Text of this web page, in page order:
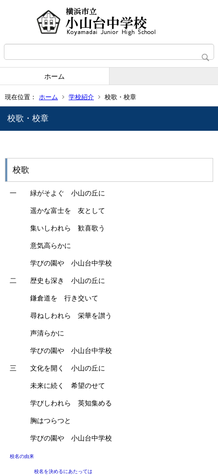
ホーム
現在位置： ホーム 学校紹介 校歌・校章
校歌・校章
校歌
一 緑がそよぐ 小山の丘に
遥かな富士を 友として
集いしわれら 歓喜歌う
意気高らかに
学びの園や 小山台中学校
二 歴史も深き 小山の丘に
鎌倉道を 行き交いて
尋ねしわれら 栄華を讃う
声清らかに
学びの園や 小山台中学校
三 文化を開く 小山の丘に
未来に続く 希望のせて
学びしわれら 英知集める
胸はつらつと
学びの園や 小山台中学校
校名の由来
校名を決めるにあたっては